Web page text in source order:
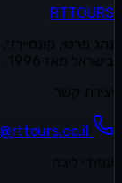
RTTOURS
נהג פרטי,
בישראל מאז 1996.
יצירת קשר